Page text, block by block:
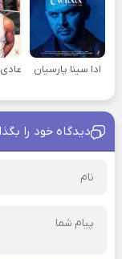
ادا سینا پارسیان
دیدگاه خود را